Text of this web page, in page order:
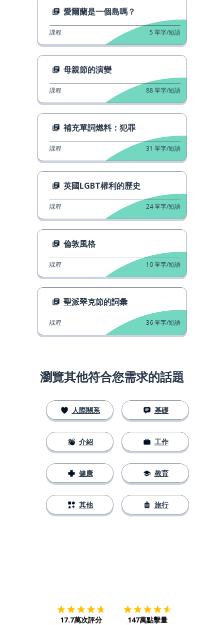
愛爾蘭是一個島嗎？
課程 5 單字/短語
母親節的演變
課程 88單字/短語
補充單詞燃料：犯罪
課程 31 單字/短語
英國LGBT權利的歷史
課程 24單字/短語
倫敦風格
課程 10單字/短語
聖派翠克節的詞彙
課程 36單字/短語
瀏覽其他符合您需求的話題
人際關系
介紹
健康
其他
基礎
工作
教育
旅行
17.7萬次評分 147萬點擊量